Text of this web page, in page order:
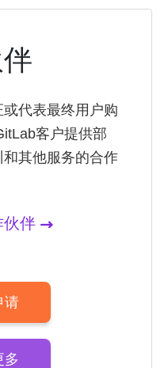
代表最终用户购
客户提供部
其他服务的合作
伙伴
请
多